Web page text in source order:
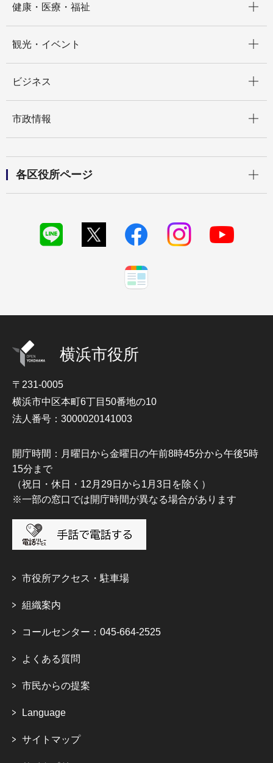
健康・医療・福祉
観光・イベント
ビジネス
市政情報
各区役所ページ
横浜市役所
〒231-0005
横浜市中区本町6丁目50番地の10
法人番号：3000020141003
開庁時間：月曜日から金曜日の午前8時45分から午後5時
15分まで
（祝日・休日・12月29日から1月3日を除く）
※一部の窓口では開庁時間が異なる場合があります
市役所アクセス・駐車場
組織案内
コールセンター：045-664-2525
よくある質問
市民からの提案
Language
サイトマップ